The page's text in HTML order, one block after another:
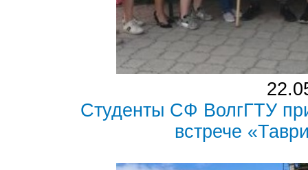
Студенты СФ ВолгГТУ
встрече